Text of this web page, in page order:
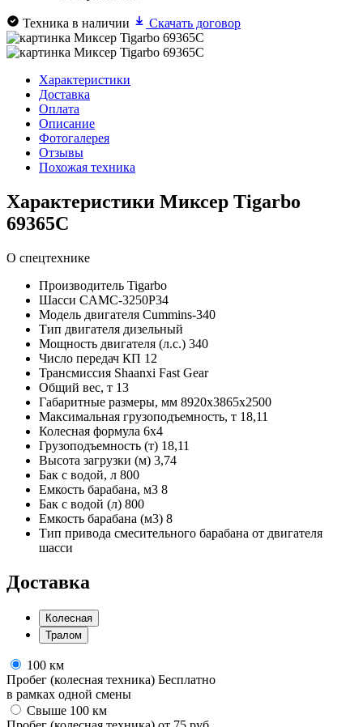
Техника в наличии Скачать договор
Характеристики
Доставка
Оплата
Описание
Фотогалерея
Отзывы
Похожая техника
Характеристики Миксер Tigarbo
69365C
О спецтехнике
Производитель Tigarbo
Шасси CAMC-3250P34
Модель двигателя Cummins-340
Тип двигателя дизельный
Мощность двигателя (л.с.) 340
Число передач КП 12
Трансмиссия Shaanxi Fast Gear
Общий вес, т 13
Габаритные размеры, мм 8920х3865х2500
Максимальная грузоподъемность, т 18,11
Колесная формула 6х4
Грузоподъемность (т) 18,11
Высота загрузки (м) 3,74
Бак с водой, л 800
Емкость барабана, м3 8
Бак с водой (л) 800
Емкость барабана (м3) 8
Тип привода смесительного барабана от двигателя
шасси
Доставка
Колесная
Тралом
100 км
Пробег (колесная техника) Бесплатно
в рамках одной смены
Свыше 100 км